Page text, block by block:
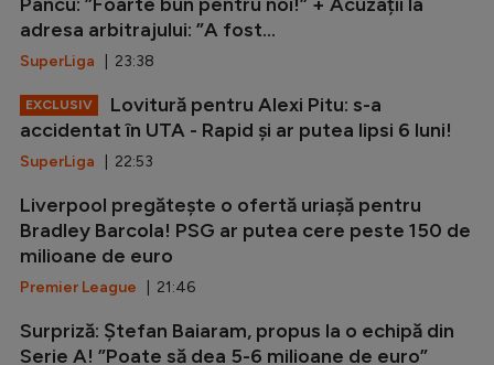
adresa arbitrajului: ”A fost...
SuperLiga | 23:38
EXCLUSIV
Lovitură pentru Alexi Pitu: s-a
accidentat în UTA - Rapid și ar putea lipsi 6 luni!
SuperLiga | 22:53
Liverpool pregătește o ofertă uriașă pentru
Bradley Barcola! PSG ar putea cere peste 150 de
milioane de euro
Premier League | 21:46
Surpriză: Ștefan Baiaram, propus la o echipă din
Serie A! ”Poate să dea 5-6 milioane de euro”